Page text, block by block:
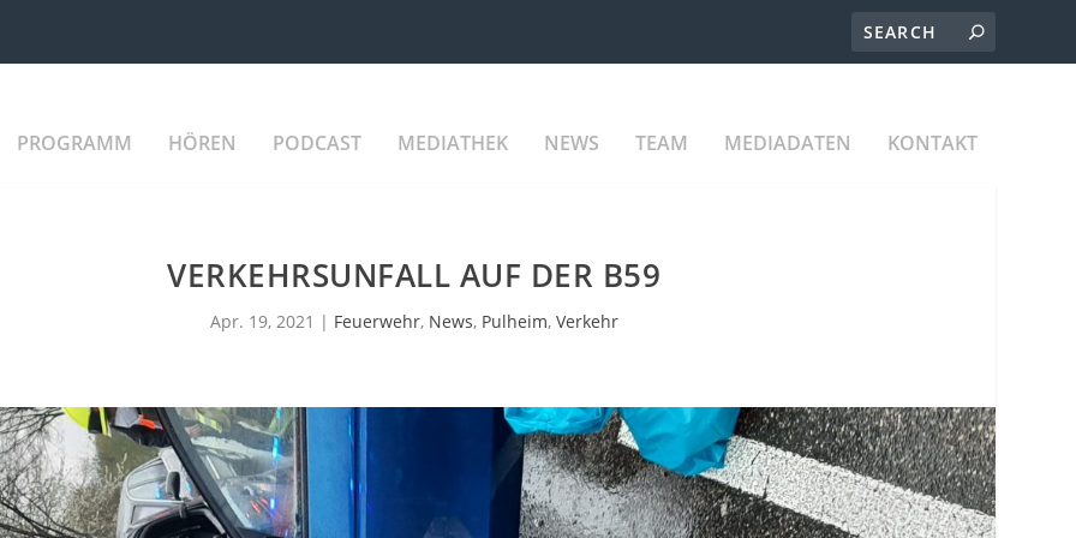
PROGRAMM HÖREN PODCAST MEDIATHEK NEWS TEAM MEDIADATEN KONTAKT
VERKEHRSUNFALL AUF DER B59
Apr. 19, 2021 | Feuerwehr, News, Pulheim, Verkehr